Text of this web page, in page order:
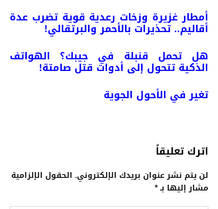
أمطار غزيرة وزخات رعدية قوية تضرب عدة
أقاليم.. تحذيرات بالأحمر والبرتقالي!
هل تحمل قنبلة في جيبك؟ الهواتف
الذكية تتحول إلى أدوات قتل صامتة!
تغير في الأحول الجوية
اترك تعليقاً
لن يتم نشر عنوان بريدك الإلكتروني. الحقول الإلزامية
مشار إليها بـ*